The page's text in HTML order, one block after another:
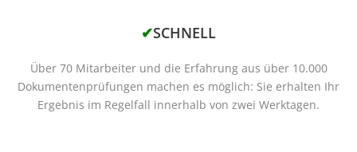
✔SCHNELL
Über 70 Mitarbeiter und die Erfahrung aus über 10.000
Dokumentenprüfungen machen es möglich: Sie erhalten Ihr
Ergebnis im Regelfall innerhalb von zwei Werktagen.